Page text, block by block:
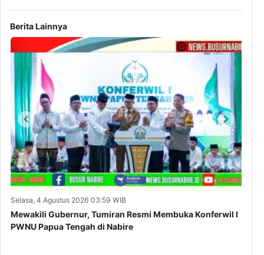
Berita Lainnya
Selasa, 4 Agustus 2026 03:59 WIB
Mewakili Gubernur, Tumiran Resmi Membuka Konferwil I
PWNU Papua Tengah di Nabire